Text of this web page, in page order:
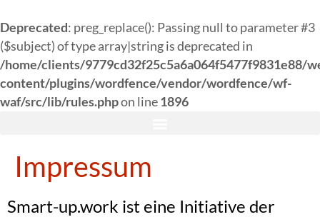
Deprecated: preg_replace(): Passing null to parameter #3
($subject) of type array|string is deprecated in
/home/clients/9779cd32f25c5a6a064f5477f9831e88/
content/plugins/wordfence/vendor/wordfence/wf-
waf/src/lib/rules.phpon line1896
Impressum
Smart-up.work ist eine Initiative der